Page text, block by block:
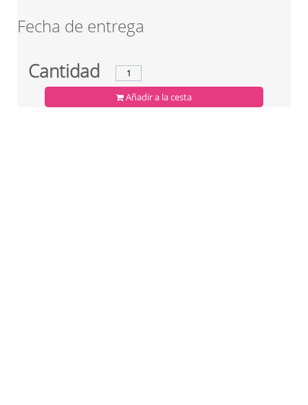
Fecha de entrega
Cantidad
Añadir a la cesta